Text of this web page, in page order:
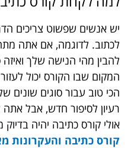
יש אנשים שפשוט צריכים
לכתוב. לדוגמה, אם אתה
להבין מהי הנישה שלך ואיזה
המקום שבו הקורס יכול
הכי טוב עבור סוגים שונים
רעיון לסיפור חדש, אבל
אולי קורס כתיבה יהיה
קורס כתיבה והעקרונות